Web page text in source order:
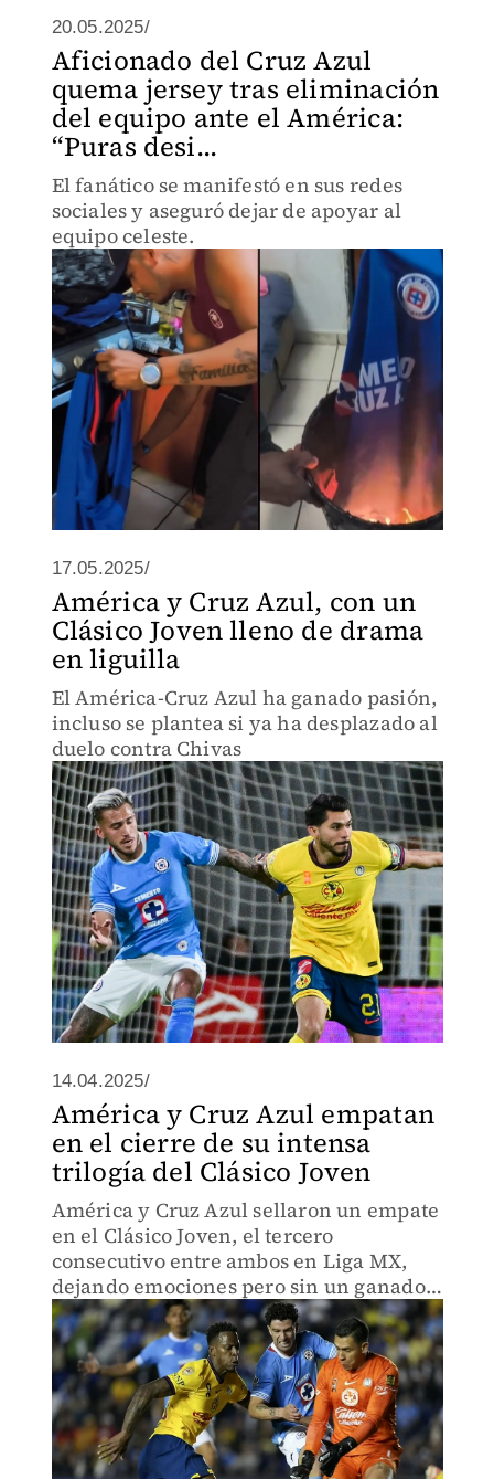
20.05.2025/
Aficionado del Cruz Azul
quema jersey tras eliminación
del equipo ante el América:
“Puras desi...
El fanático se manifestó en sus redes
sociales y aseguró dejar de apoyar al
equipo celeste.
17.05.2025/
América y Cruz Azul, con un
Clásico Joven lleno de drama
en liguilla
El América-Cruz Azul ha ganado pasión,
incluso se plantea si ya ha desplazado al
duelo contra Chivas
14.04.2025/
América y Cruz Azul empatan
en el cierre de su intensa
trilogía del Clásico Joven
América y Cruz Azul sellaron un empate
en el Clásico Joven, el tercero
consecutivo entre ambos en Liga MX,
dejando emociones pero sin un ganador
definitivo.